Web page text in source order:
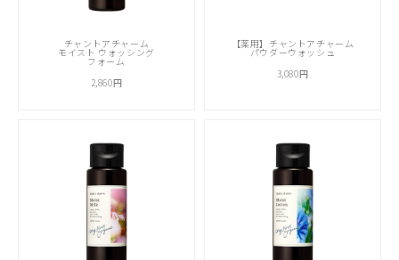
チャントアチャーム
モイスト ウォッシング
フォーム
2,860円
【薬用】チャントアチャーム
パウダーウォッシュ
3,080円